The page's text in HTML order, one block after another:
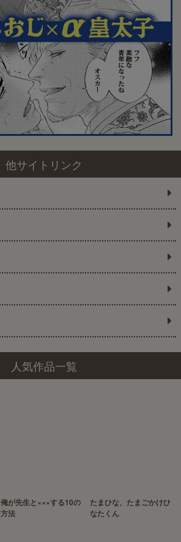
他サイトリンク
人気作品一覧
俺が先生と×××する10の
方法
たまひな、たまごかけひ
なたくん